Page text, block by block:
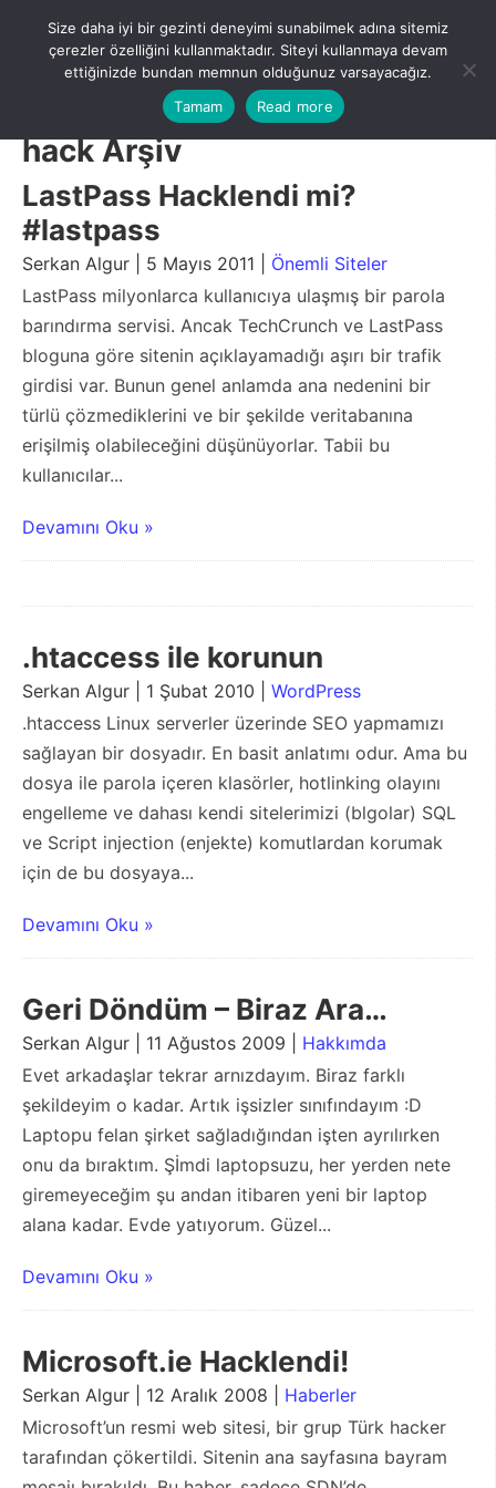
content
Menu
hack Arşiv
LastPass Hacklendi mi?
#lastpass
Serkan Algur | 5 Mayıs 2011 | Önemli Siteler
LastPass milyonlarca kullanıcıya ulaşmış bir parola
barındırma servisi. Ancak TechCrunch ve LastPass
bloguna göre sitenin açıklayamadığı aşırı bir trafik
girdisi var. Bunun genel anlamda ana nedenini bir
türlü çözmediklerini ve bir şekilde veritabanına
erişilmiş olabileceğini düşünüyorlar. Tabii bu
kullanıcılar...
Devamını Oku »
.htaccess ile korunun
Serkan Algur | 1 Şubat 2010 | WordPress
.htaccess Linux serverler üzerinde SEO yapmamızı
sağlayan bir dosyadır. En basit anlatımı odur. Ama bu
dosya ile parola içeren klasörler, hotlinking olayını
engelleme ve dahası kendi sitelerimizi (blgolar) SQL
ve Script injection (enjekte) komutlardan korumak
için de bu dosyaya...
Devamını Oku »
Geri Döndüm – Biraz Ara…
Serkan Algur | 11 Ağustos 2009 | Hakkımda
Evet arkadaşlar tekrar arnızdayım. Biraz farklı
şekildeyim o kadar. Artık işsizler sınıfındayım :D
Laptopu felan şirket sağladığından işten ayrılırken
onu da bıraktım. Şİmdi laptopsuzu, her yerden nete
giremeyeceğim şu andan itibaren yeni bir laptop
alana kadar. Evde yatıyorum. Güzel...
Devamını Oku »
Microsoft.ie Hacklendi!
Serkan Algur | 12 Aralık 2008 | Haberler
Microsoft’un resmi web sitesi, bir grup Türk hacker
tarafından çökertildi. Sitenin ana sayfasına bayram
Size daha iyi bir gezinti deneyimi sunabilmek adına sitemiz
çerezler özelliğini kullanmaktadır. Siteyi kullanmaya devam
ettiğinizde bundan memnun olduğunuz varsayacağız.
Tamam
Read more